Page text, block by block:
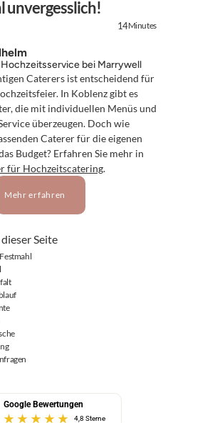
unvergesslich!
14Minutes
bei Marrywell
Caterers ist entscheidend für
In Koblenz gibt es
die mit individuellen Menüs und
überzeugen. Doch wie
Caterer für die eigenen
Budget? Erfahren Sie mehr in
für Hochzeitscatering.
Mehr erfahren
Seite
Google Bewertungen
4,8 Sterne